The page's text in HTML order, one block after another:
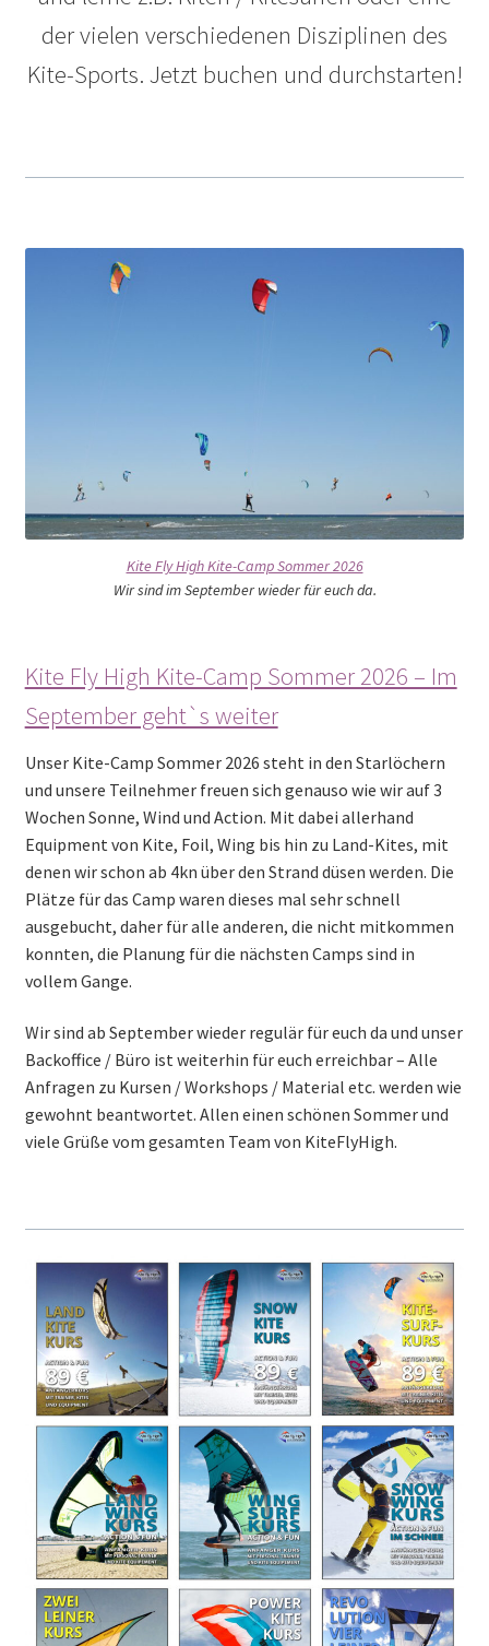
der vielen verschiedenen Disziplinen des
Kite-Sports. Jetzt buchen und durchstarten!
Kite Fly High Kite-Camp Sommer 2026
Wir sind im September wieder für euch da.
Kite Fly High Kite-Camp Sommer 2026 – Im
September geht`s weiter
Unser Kite-Camp Sommer 2026 steht in den Starlöchern
und unsere Teilnehmer freuen sich genauso wie wir auf 3
Wochen Sonne, Wind und Action. Mit dabei allerhand
Equipment von Kite, Foil, Wing bis hin zu Land-Kites, mit
denen wir schon ab 4kn über den Strand düsen werden. Die
Plätze für das Camp waren dieses mal sehr schnell
ausgebucht, daher für alle anderen, die nicht mitkommen
konnten, die Planung für die nächsten Camps sind in
vollem Gange.
Wir sind ab September wieder regulär für euch da und unser
Backoffice / Büro ist weiterhin für euch erreichbar – Alle
Anfragen zu Kursen / Workshops / Material etc. werden wie
gewohnt beantwortet. Allen einen schönen Sommer und
viele Grüße vom gesamten Team von KiteFlyHigh.